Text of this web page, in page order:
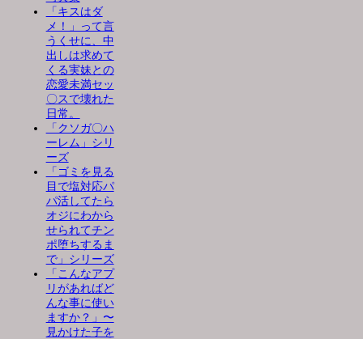
「キスはダ
メ！」って言
うくせに、中
出しは求めて
くる実妹との
恋愛未満セッ
〇スで壊れた
日常。
「クソガ〇ハ
ーレム」シリ
ーズ
「ゴミを見る
目で塩対応パ
パ活してたら
オジにわから
せられてチン
ポ堕ちするま
で」シリーズ
「こんなアプ
リがあればど
んな事に使い
ますか？」〜
見かけた子を